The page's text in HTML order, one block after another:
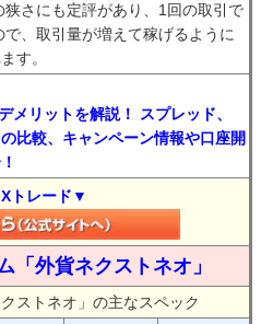
さにも定評があり、1回の取引で
、取引量が増えて稼げるように
す。
メリットを解説！ スプレッド、
比較、キャンペーン情報や口座開
トレード▼
「外貨ネクストネオ」
ストネオ」の主なスペック